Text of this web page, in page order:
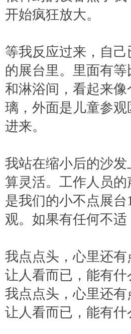
开始疯狂放大。
等我反应过来，自
的展台里。里面有
和淋浴间，看起来
璃，外面是儿童参
进来。
我站在缩小后的沙
算灵活。工作人员
是我们的小不点展
观。如果有任何不
我点点头，心里还
让人看而已，能有什
我点点头，心里还
让人看而已，能有什